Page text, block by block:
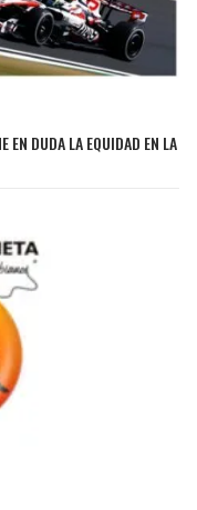
EN DUDA LA EQUIDAD EN LA